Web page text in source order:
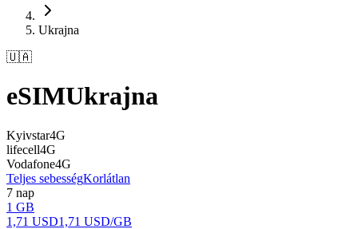
Ukrajna
🇺🇦
eSIMUkrajna
Kyivstar4G
lifecell4G
Vodafone4G
Teljes sebességKorlátlan
7 nap
1 GB
1,71 USD1,71 USD/GB